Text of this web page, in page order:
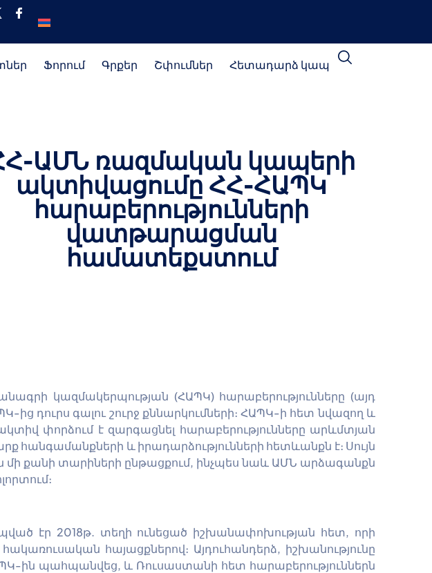
Ֆորում Գրքեր Շփումներ Հետադարձ կապ
ԱՄՆ ռազմական կապերի
ակտիվացումը ՀՀ-ՀԱՊԿ
հարաբերությունների
վատթարացման
համատեքստում
կազմակերպության (ՀԱՊԿ) հարաբերությունները (այդ
ից դուրս գալու շուրջ քննարկումների։ ՀԱՊԿ-ի հետ նվազող և
փորձում է զարգացնել հարաբերությունները արևմտյան
հանգամանքների և իրադարձությունների հետևանքն է։ Սույն
մի քանի տարիների ընթացքում, ինչպես նաև ԱՄՆ արձագանքն
էր 2018թ. տեղի ունեցած իշխանափոխության հետ, որի
հայացքներով։ Այդուհանդերձ, իշխանությունը
ին պահպանվեց, և Ռուսաստանի հետ հարաբերություններն